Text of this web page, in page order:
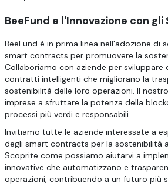
BeeFund e l'Innovazione con
BeeFund è in prima linea nell'adozione di
smart contracts per promuovere la
Collaboriamo con aziende per sviluppare
contratti intelligenti che migliorano la
sostenibilità delle loro operazioni. Il
imprese a sfruttare la potenza della
processi più verdi e responsabili.
Invitiamo tutte le aziende interessate a
degli smart contracts per la sostenibilità
Scoprite come possiamo aiutarvi a
innovative che automatizzano e
operazioni, contribuendo a un futuro più